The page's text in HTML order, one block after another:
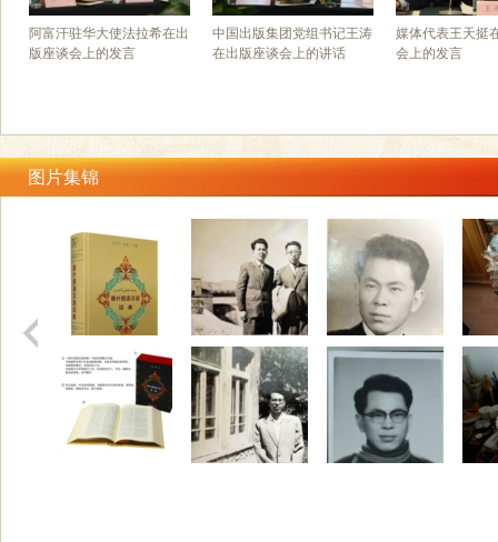
阿富汗驻华大使法拉希在出
版座谈会上的发言
中国出版集团党组书记王涛
在出版座谈会上的讲话
媒体代表王天挺
会上的发言
图片集锦